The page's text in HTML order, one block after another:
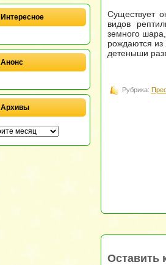
Интересное
Анонс
Архивы
Существует
видов
земного
рождаются из
детеныши
Рубрика:
Оставить